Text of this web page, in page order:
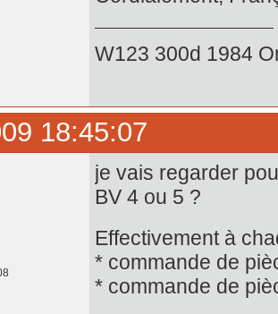
W123 300d 1984
18:45:07
je vais regarder
BV 4 ou 5 ?
Effectivement à
* commande de
* commande de